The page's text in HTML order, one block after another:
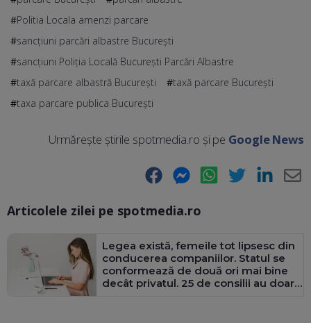
Politia Locala amenzi parcare
sancțiuni parcări albastre București
sancțiuni Poliția Locală București Parcări Albastre
taxă parcare albastră București
taxă parcare București
taxa parcare publica Bucureşti
Urmărește știrile spotmedia.ro și pe Google News
Facebook Messenger WhatsApp Twitter LinkedIn
Articolele zilei pe spotmedia.ro
Legea există, femeile tot lipsesc din
conducerea companiilor. Statul se
conformează de două ori mai bine
decât privatul. 25 de consilii au doar